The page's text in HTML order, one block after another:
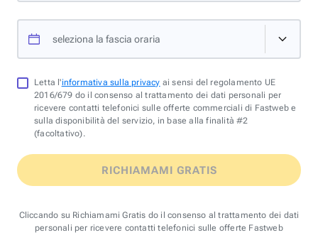
seleziona la fascia oraria
Letta l'informativa sulla privacy ai sensi del regolamento UE
2016/679 do il consenso al trattamento dei dati personali per
ricevere contatti telefonici sulle offerte commerciali di Fastweb e
sulla disponibilità del servizio, in base alla finalità #2
(facoltativo).
RICHIAMAMI GRATIS
Cliccando su Richiamami Gratis do il consenso al trattamento dei dati
personali per ricevere contatti telefonici sulle offerte Fastweb